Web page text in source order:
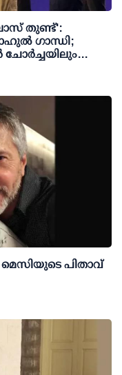
തുണ്ട്':
ഗാന്ധി;
ചോര്‍ച്ചയിലും
പിതാവ്